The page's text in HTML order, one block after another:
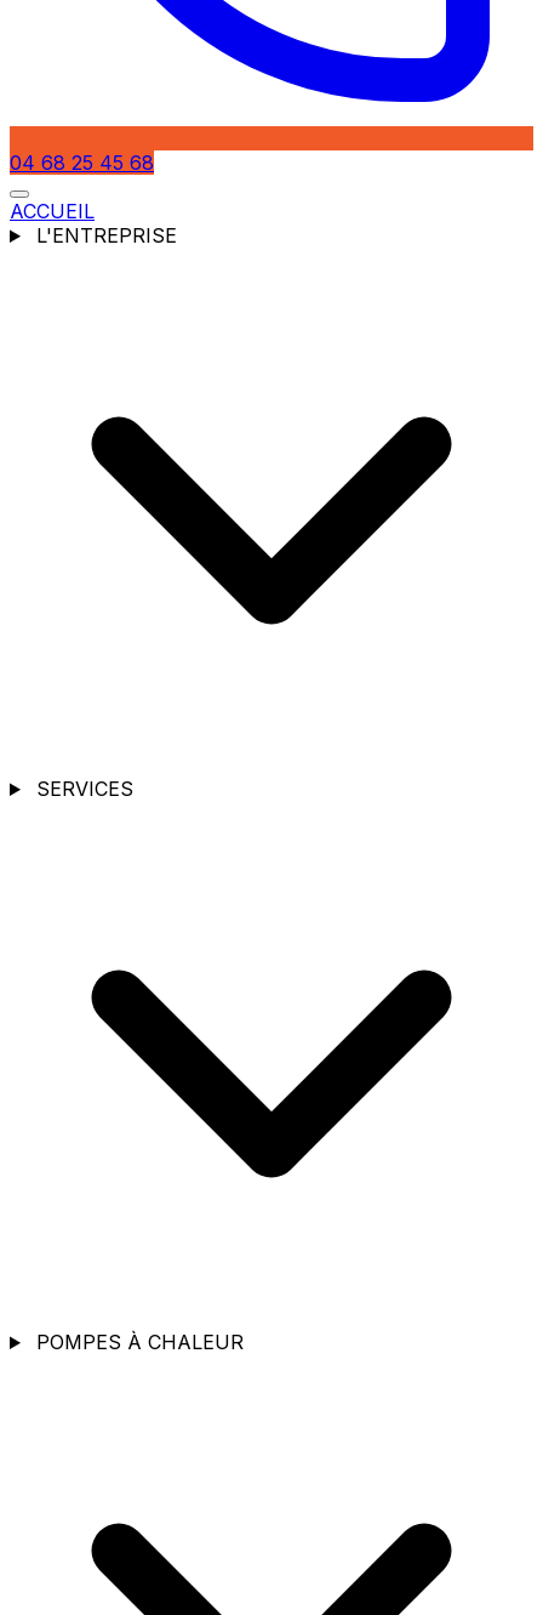
04 68 25 45 68
ACCUEIL
L'ENTREPRISE
SERVICES
POMPES À CHALEUR